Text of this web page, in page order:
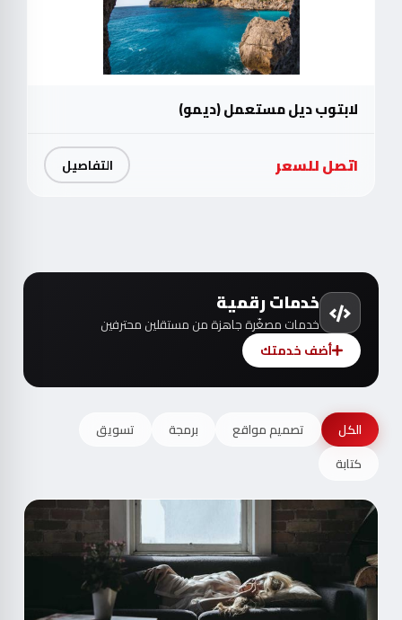
لابتوب ديل مستعمل (ديمو)
اتصل للسعر التفاصيل
خدمات رقمية
خدمات مصغّرة جاهزة من مستقلين محترفين
أضف خدمتك
الكل تصميم مواقع برمجة
تسويق
كتابة